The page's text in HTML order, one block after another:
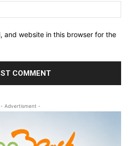
and website in this browser for the
- Advertisment -